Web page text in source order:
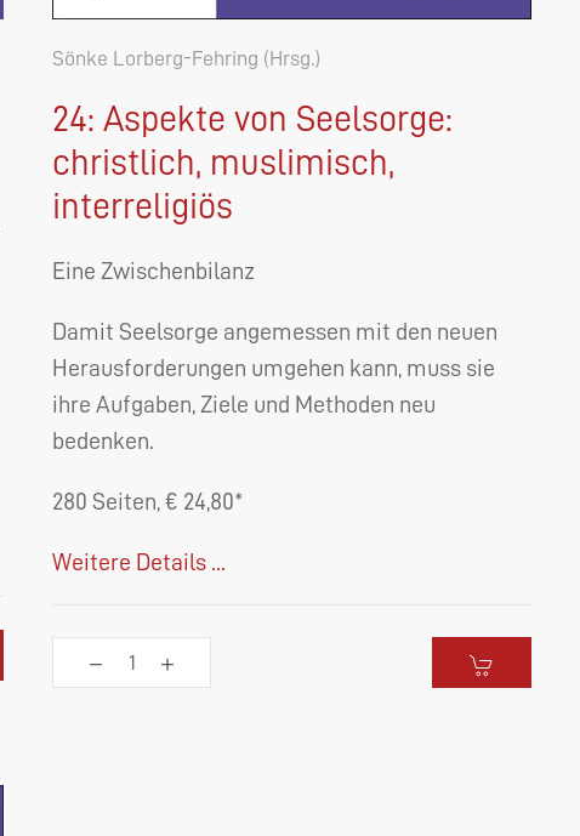
Sönke Lorberg-Fehring (Hrsg.)
24: Aspekte von Seelsorge:
christlich, muslimisch,
interreligiös
Eine Zwischenbilanz
Damit Seelsorge angemessen mit den neuen
Herausforderungen umgehen kann, muss sie
ihre Aufgaben, Ziele und Methoden neu
bedenken.
280 Seiten, € 24,80*
Weitere Details ...